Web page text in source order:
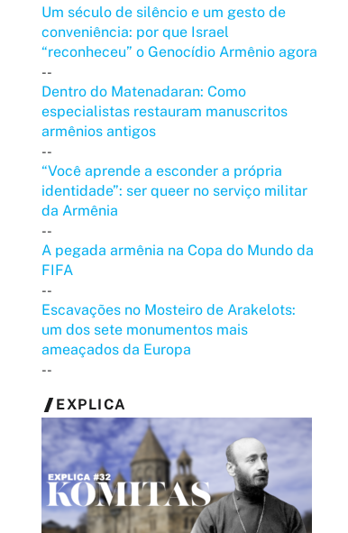
Um século de silêncio e um gesto de
conveniência: por que Israel
“reconheceu” o Genocídio Armênio agora
--
Dentro do Matenadaran: Como
especialistas restauram manuscritos
armênios antigos
--
“Você aprende a esconder a própria
identidade”: ser queer no serviço militar
da Armênia
--
A pegada armênia na Copa do Mundo da
FIFA
--
Escavações no Mosteiro de Arakelots:
um dos sete monumentos mais
ameaçados da Europa
--
EXPLICA